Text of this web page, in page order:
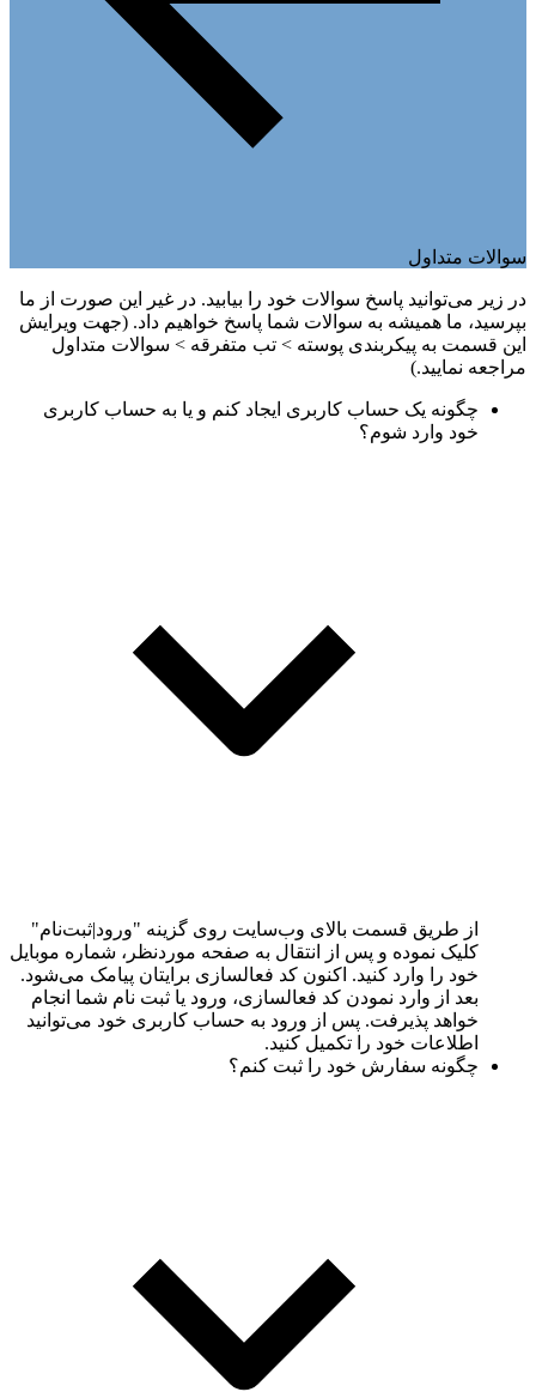
سوالات متداول
در زیر می‌توانید پاسخ سوالات خود را بیابید. در غیر این صورت از ما
بپرسید، ما همیشه به سوالات شما پاسخ خواهیم داد. (جهت ویرایش
این قسمت به پیکربندی پوسته > تب متفرقه > سوالات متداول
مراجعه نمایید.)
چگونه یک حساب کاربری ایجاد کنم و یا به حساب کاربری
خود وارد شوم؟
از طریق قسمت بالای وب‌سایت روی گزینه "ورود|ثبت‌نام"
کلیک نموده و پس از انتقال به صفحه موردنظر، شماره موبایل
خود را وارد کنید. اکنون کد فعالسازی برایتان پیامک می‌شود.
بعد از وارد نمودن کد فعالسازی، ورود یا ثبت نام شما انجام
خواهد پذیرفت. پس از ورود به حساب کاربری خود می‌توانید
اطلاعات خود را تکمیل کنید.
چگونه سفارش خود را ثبت کنم؟